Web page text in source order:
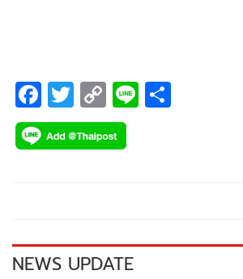
F
ac
e
k
T
wi
tt
C
o
p
k
Li
NEWS UPDATE